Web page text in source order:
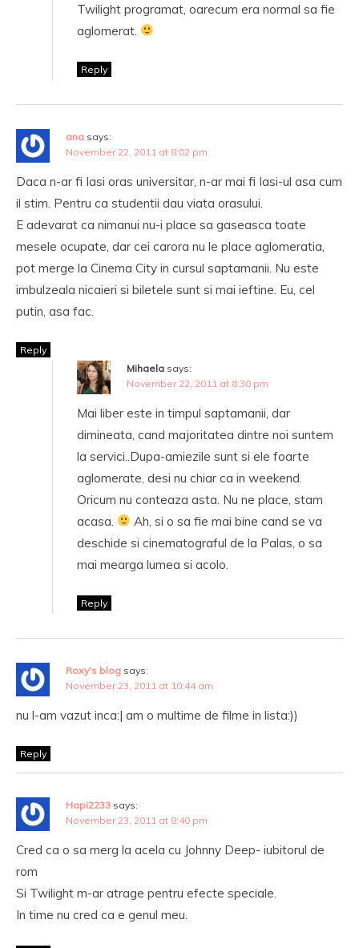
Twilight programat, oarecum era normal sa fie
aglomerat.
Reply
ana says:
November 22, 2011 at 8:02 pm
Daca n-ar fi Iasi oras universitar, n-ar mai fi Iasi-ul asa cum
il stim. Pentru ca studentii dau viata orasului.
E adevarat ca nimanui nu-i place sa gaseasca toate
mesele ocupate, dar cei carora nu le place aglomeratia,
pot merge la Cinema City in cursul saptamanii. Nu este
imbulzeala nicaieri si biletele sunt si mai ieftine. Eu, cel
putin, asa fac.
Reply
Mihaela says:
November 22, 2011 at 8:30 pm
Mai liber este in timpul saptamanii, dar
dimineata, cand majoritatea dintre noi suntem
la servici..Dupa-amiezile sunt si ele foarte
aglomerate, desi nu chiar ca in weekend.
Oricum nu conteaza asta. Nu ne place, stam
acasa.
Ah, si o sa fie mai bine cand se va
deschide si cinematograful de la Palas, o sa
mai mearga lumea si acolo.
Reply
Roxy's blog says:
November 23, 2011 at 10:44 am
nu l-am vazut inca:| am o multime de filme in lista:))
Reply
Hapi2233 says:
November 23, 2011 at 8:40 pm
Cred ca o sa merg la acela cu Johnny Deep- iubitorul de
rom
Si Twilight m-ar atrage pentru efecte speciale.
In time nu cred ca e genul meu.